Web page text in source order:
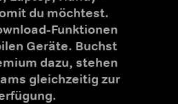
du möchtest.
Funktionen
Geräte. Buchst
dazu, stehen
gleichzeitig zur